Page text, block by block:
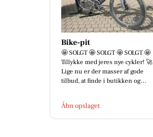
Bike-pit
🤩 SOLGT 🤩 SOLGT 🤩 SOLGT 🤩
Tillykke med jeres nye cykler! 🚀
Lige nu er der masser af gode
tilbud, at finde i butikken og...
Åbn opslaget